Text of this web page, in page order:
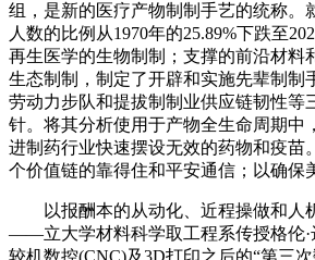
组，是新的医疗产物制制手艺的统称。
人数的比例从1970年的25.89%下跌至
再生医学的生物制制；支撑的前沿材料
生态制制，制定了开辟和实施先辈制制
劳动力步队和提拔制制业供应链韧性等
针。将其分析使用于产物全生命周期中
进制药行业快速摆设无效的药物和疫苗
个价值链的靠得住和平安通信；以确保
以报酬本的从动化、近程操做和人
——立大学材料科学取工程系传授格伦·